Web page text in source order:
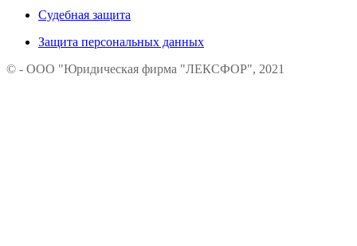
Судебная защита
Защита персональных данных
© - ООО "Юридическая фирма "ЛЕКСФОР", 2021